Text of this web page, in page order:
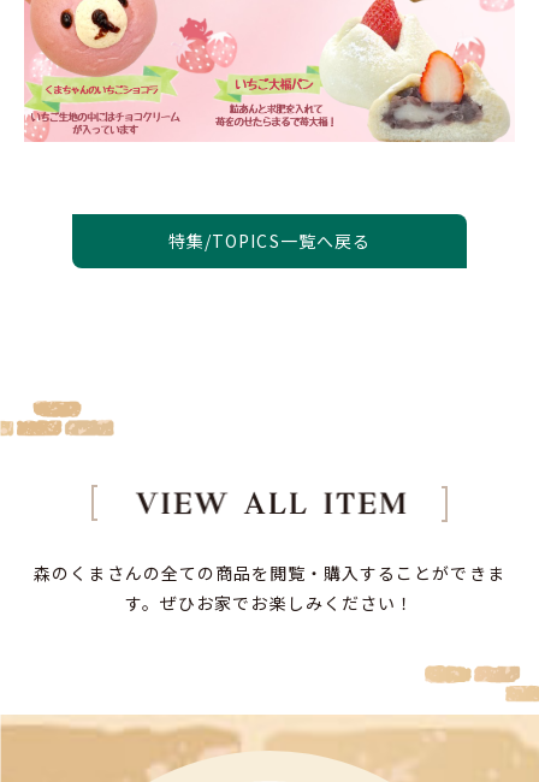
特集/TOPICS一覧へ戻る
森のくまさんの全ての商品を閲覧・購入することができま
す。ぜひお家でお楽しみください！